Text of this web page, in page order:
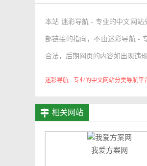
本站 迷彩导航 - 专业的中文网站
部链接的指向，不由迷彩导航 -
合法，后期网页的内容如出现违
迷彩导航 - 专业的中文网站分类导航平
相关网站
我爱方案网